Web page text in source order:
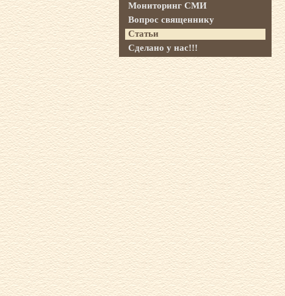
Мониторинг СМИ
Вопрос священнику
Статьи
Сделано у нас!!!